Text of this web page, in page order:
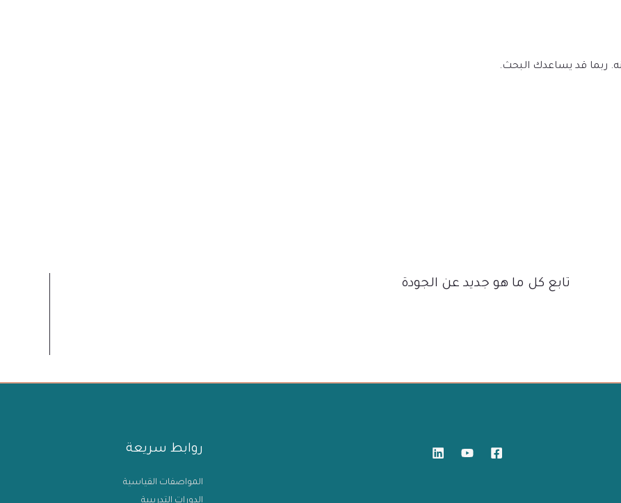
ربما قد يساعدك البحث.
تابع كل ما هو جديد عن الجودة
روابط سريعة
المواصفات القياسية
الدورات التدريبية